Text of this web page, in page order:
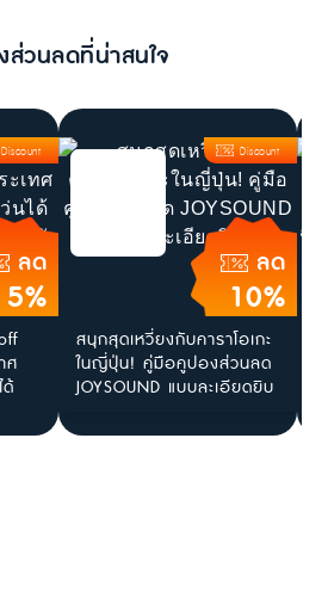
วนลดที่น่าสนใจ
ลด
5%
Discount
ศ
ลด
10%
Discount
สนุกสุดเหวี่ยงกับคาราโอเกะ
ในญี่ปุ่น! คู่มือคูปองส่วนลด
JOYSOUND แบบละเอียดยิบ